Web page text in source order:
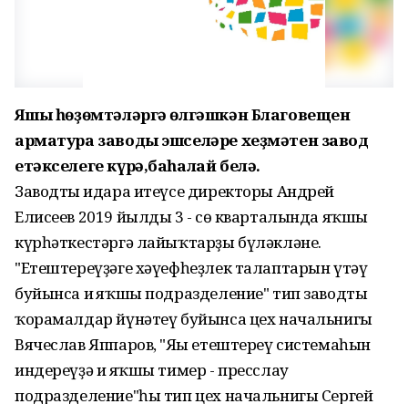
Яҡшы һөҙөмтәләргә өлгәшкән Благовещен
арматура заводы эшселәре хеҙмәтен завод
етәкселеге күрә,баһалай белә.
Заводтың идара итеүсе директоры Андрей
Елисеев 2019 йылдың 3 - сө кварталында яҡшы
күрһәткестәргә лайыҡтарҙы бүләкләне.
"Етештереүҙәге хәүефһеҙлек талаптарын үтәү
буйынса иң яҡшы подразделение" тип заводтың
ҡорамалдар йүнәтеү буйынса цех начальнигы
Вячеслав Яппаров, "Яңы етештереү системаһын
индереүҙә иң яҡшы тимер - пресслау
подразделение"һы тип цех начальнигы Сергей